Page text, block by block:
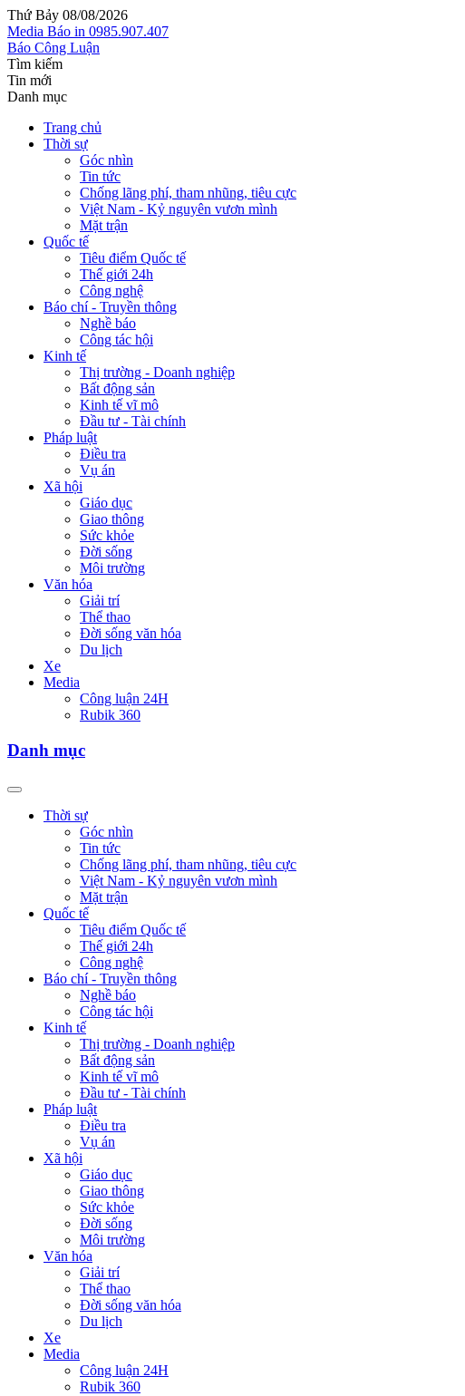
Thứ Bảy 08/08/2026
Media Báo in 0985.907.407
Báo Công Luận
Tìm kiếm
Tin mới
Danh mục
Trang chủ
Thời sự
Góc nhìn
Tin tức
Chống lãng phí, tham nhũng, tiêu cực
Việt Nam - Kỷ nguyên vươn mình
Mặt trận
Quốc tế
Tiêu điểm Quốc tế
Thế giới 24h
Công nghệ
Báo chí - Truyền thông
Nghề báo
Công tác hội
Kinh tế
Thị trường - Doanh nghiệp
Bất động sản
Kinh tế vĩ mô
Đầu tư - Tài chính
Pháp luật
Điều tra
Vụ án
Xã hội
Giáo dục
Giao thông
Sức khỏe
Đời sống
Môi trường
Văn hóa
Giải trí
Thể thao
Đời sống văn hóa
Du lịch
Xe
Media
Công luận 24H
Rubik 360
Danh mục
Thời sự
Góc nhìn
Tin tức
Chống lãng phí, tham nhũng, tiêu cực
Việt Nam - Kỷ nguyên vươn mình
Mặt trận
Quốc tế
Tiêu điểm Quốc tế
Thế giới 24h
Công nghệ
Báo chí - Truyền thông
Nghề báo
Công tác hội
Kinh tế
Thị trường - Doanh nghiệp
Bất động sản
Kinh tế vĩ mô
Đầu tư - Tài chính
Pháp luật
Điều tra
Vụ án
Xã hội
Giáo dục
Giao thông
Sức khỏe
Đời sống
Môi trường
Văn hóa
Giải trí
Thể thao
Đời sống văn hóa
Du lịch
Xe
Media
Công luận 24H
Rubik 360